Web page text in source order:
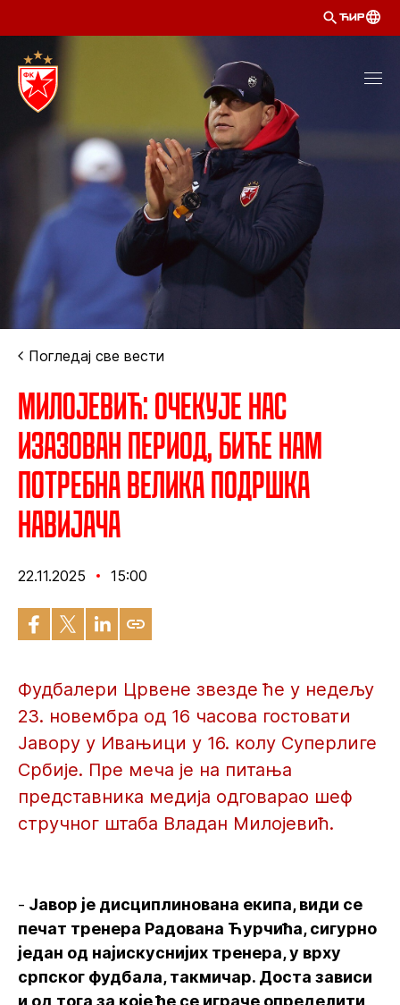
ЋИР
Погледај све вести
Милојевић: Очекује нас
изазован период, биће нам
потребна велика подршка
навијача
22.11.2025 15:00
Фудбалери Црвене звезде ће у недељу
23. новембра од 16 часова гостовати
Јавору у Ивањици у 16. колу Суперлиге
Србије. Пре меча је на питања
представника медија одговарао шеф
стручног штаба Владан Милојевић.
- Јавор је дисциплинована екипа, види се
печат тренера Радована Ћурчића, сигурно
један од најискуснијих тренера, у врху
српског фудбала, такмичар. Доста зависи
и од тога за које ће се играче определити,